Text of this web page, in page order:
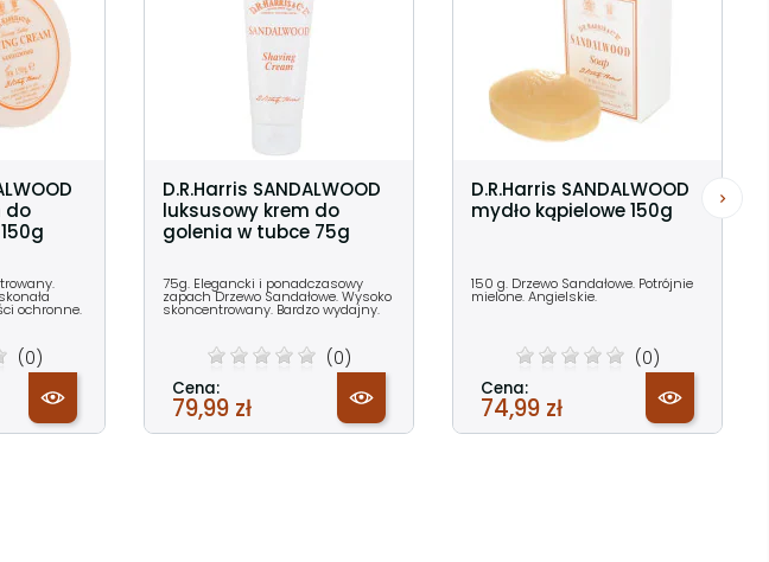
do
ochronne.
(0)
D.R.Harris SANDALWOOD
luksusowy krem do
golenia w tubce 75g
75g. Elegancki i ponadczasowy
zapach Drzewo Sandałowe. Wysoko
skoncentrowany. Bardzo wydajny.
(0)
Cena:
79,99 zł
D.R.Harris SANDALWOOD
mydło kąpielowe 150g
150 g. Drzewo Sandałowe. Potrójnie
mielone. Angielskie.
(0)
Cena:
74,99 zł